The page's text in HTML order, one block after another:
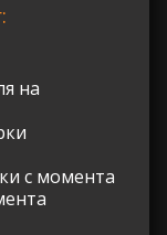
на
с момента